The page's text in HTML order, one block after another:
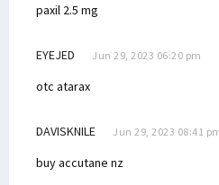
paxil 2.5 mg
EYEJED Jun 29, 2023 06:20 pm
otc atarax
DAVISKNILE Jun 29, 2023 08:41
buy accutane nz